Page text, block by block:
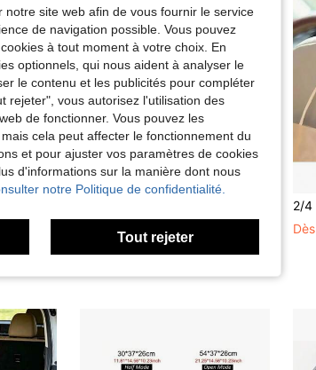
8,33€
Créé il y a 1 an
Dès
site web afin de vous fournir le service
de navigation possible. Vous pouvez
à tout moment à votre choix. En
optionnels, qui nous aident à analyser le
le contenu et les publicités pour compléter
rejeter", vous autorisez l'utilisation des
de fonctionner. Vous pouvez les
cela peut affecter le fonctionnement du
et pour ajuster vos paramètres de cookies
d'informations sur la manière dont nous
notre Politique de confidentialité.
Tout rejeter